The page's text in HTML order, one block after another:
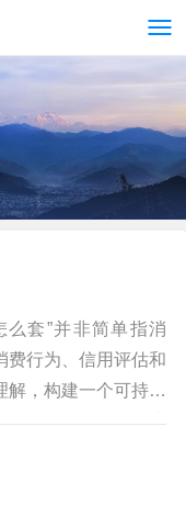
么套”并非简单指消
费行为、信用评估和
解，构建一个可持续
许多人将“套”理解为
核心在于如何利用